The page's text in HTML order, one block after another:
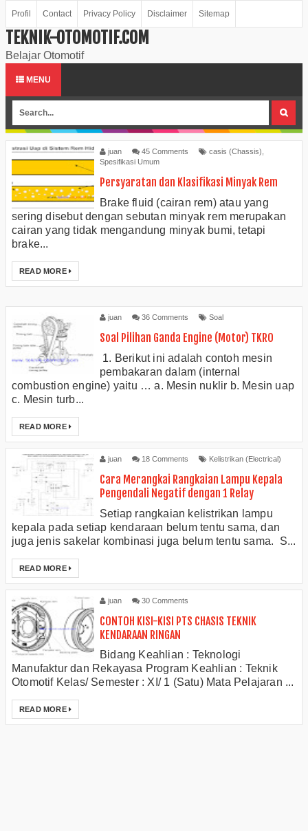
Profil Contact Privacy Policy Disclaimer Sitemap
TEKNIK-OTOMOTIF.COM
Belajar Otomotif
MENU
juan 45 Comments casis (Chassis)
Spesifikasi Umum
Persyaratan dan Klasifikasi Minyak Rem
Brake fluid (cairan rem) atau yang
sering disebut dengan sebutan minyak rem merupakan
cairan yang tidak mengandung minyak bumi, tetapi
brake...
READ MORE
juan 36 Comments Soal
Soal Pilihan Ganda Engine (Motor) TKRO
1. Berikut ini adalah contoh mesin
pembakaran dalam (internal
combustion engine) yaitu … a. Mesin nuklir b. Mesin uap
c. Mesin turb...
READ MORE
juan 18 Comments Kelistrikan (Electrical)
Cara Merangkai Rangkaian Lampu Kepala
Pengendali Negatif dengan 1 Relay
Setiap rangkaian kelistrikan lampu
kepala pada setiap kendaraan belum tentu sama, dan
juga jenis sakelar kombinasi juga belum tentu sama. S...
READ MORE
juan 30 Comments
CONTOH KISI-KISI PTS CHASIS TEKNIK
KENDARAAN RINGAN
Bidang Keahlian : Teknologi
Manufaktur dan Rekayasa Program Keahlian : Teknik
Otomotif Kelas/ Semester : XI/ 1 (Satu) Mata Pelajaran ...
READ MORE